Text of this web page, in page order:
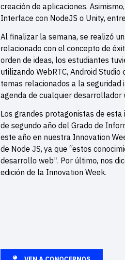
creación de aplicaciones.
Interface con NodeJS o Unity,
Al finalizar la semana, se realizó un
relacionado con el concepto de
orden de ideas, los estudiantes
utilizando WebRTC, Android
temas relacionados a la
agenda de cualquier desarrollador
Los grandes protagonistas de
de segundo año del Grado de
este año en nuestra Innovation
de Node JS, ya que “estos
desarrollo web”. Por último, nos
edición de la Innovation Week.